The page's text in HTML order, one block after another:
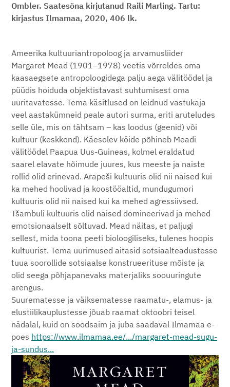
Ombler. Saatesõna kirjutanud Raili Marling. Tartu:
kirjastus Ilmamaa, 2020, 406 lk.
Ameerika kultuuriantropoloog ja arvamusliider
Margaret Mead (1901–1978) veetis võrreldes oma
kaasaegsete antropoloogidega palju aega välitöödel ja
püüdis hoiduda objektistavast suhtumisest oma
uuritavatesse. Tema käsitlused on leidnud vastukaja
veel aastakümneid peale autori surma, eriti aruteludes
selle üle, mis on tähtsam – kas loodus (geenid) või
kultuur (keskkond). Käesolev köide põhineb Meadi
välitöödel Paapua Uus-Guineas, kolmel eraldatud
saarel elavate hõimude juures, kus meeste ja naiste
rollid olid erinevad. Arapeši kultuuris olid nii naised kui
ka mehed hoolivad ja koostööaltid, mundugumori
kultuuris olid nii naised kui ka mehed agressiivsed.
Tšambuli kultuuris olid naised domineerivad ja mehed
emotsionaalselt sõltuvad. Mead näitas, et paljugi
sellest, mida toona peeti bioloogiliseks, tulenes hoopis
kultuurist. Tema uurimused aitasid sotsiaalteadustesse
tuua soorollide sotsiaalse konstrueerituse mõiste ja
olid seega põhjapanevaks materjaliks soouuringute
arengus.
Suurematesse ja väiksematesse raamatu-, elamus- ja
elustiilikauplustesse jõuab raamat oktoobri teisel
nädalal, kuid on soodsaim ja juba saadaval Ilmamaa e-
poes https://www.ilmamaa.ee/.../margaret-mead-sugu-
ja-sundus...